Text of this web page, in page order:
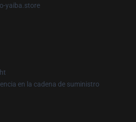
yaiba.store
en la cadena de suministro